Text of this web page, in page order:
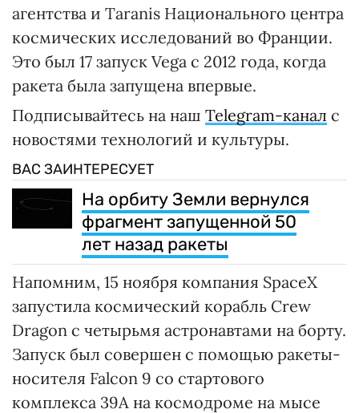
агентства и Taranis Национального центра
космических исследований во Франции.
Это был 17 запуск Vega с 2012 года, когда
ракета была запущена впервые.
Подписывайтесь на наш Telegram-канал с
новостями технологий и культуры.
ВАС ЗАИНТЕРЕСУЕТ
На орбиту Земли вернулся
фрагмент запущенной 50
лет назад ракеты
Напомним, 15 ноября компания SpaceX
запустила космический корабль Crew
Dragon с четырьмя астронавтами на борту.
Запуск был совершен с помощью ракеты-
носителя Falcon 9 со стартового
комплекса 39А на космодроме на мысе